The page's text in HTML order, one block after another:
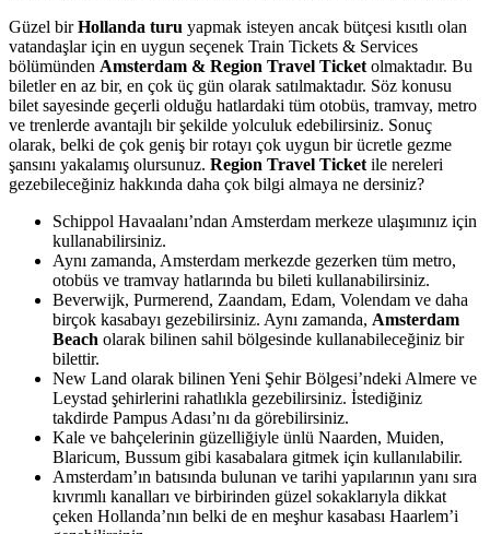
Güzel birHollanda turu yapmak isteyen ancak bütçesi kısıtlı olan
vatandaşlar için en uygun seçenek Train Tickets & Services
bölümünden Amsterdam & Region Travel Ticket olmaktadır. Bu
biletler en az bir, en çok üç gün olarak satılmaktadır. Söz konusu
bilet sayesinde geçerli olduğu hatlardaki tüm otobüs, tramvay, metro
ve trenlerde avantajlı bir şekilde yolculuk edebilirsiniz. Sonuç
olarak, belki de çok geniş bir rotayı çok uygun bir ücretle gezme
şansını yakalamış olursunuz. Region Travel Ticket ile nereleri
gezebileceğiniz hakkında daha çok bilgi almaya ne dersiniz?
Schippol Havaalanı’ndan Amsterdam merkeze ulaşımınız için
kullanabilirsiniz.
Aynı zamanda, Amsterdam merkezde gezerken tüm metro,
otobüs ve tramvay hatlarında bu bileti kullanabilirsiniz.
Beverwijk, Purmerend, Zaandam, Edam, Volendam ve daha
birçok kasabayı gezebilirsiniz. Aynı zamanda, Amsterdam
Beach olarak bilinen sahil bölgesinde kullanabileceğiniz bir
bilettir.
New Land olarak bilinen Yeni Şehir Bölgesi’ndeki Almere ve
Leystad şehirlerini rahatlıkla gezebilirsiniz. İstediğiniz
takdirde Pampus Adası’nı da görebilirsiniz.
Kale ve bahçelerinin güzelliğiyle ünlü Naarden, Muiden,
Blaricum, Bussum gibi kasabalara gitmek için kullanılabilir.
Amsterdam’ın batısında bulunan ve tarihi yapılarının yanı sıra
kıvrımlı kanalları ve birbirinden güzel sokaklarıyla dikkat
çeken Hollanda’nın belki de en meşhur kasabası Haarlem’i